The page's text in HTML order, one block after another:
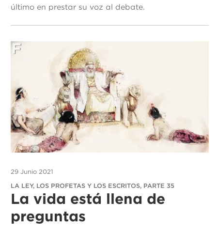
último en prestar su voz al debate.
29 Junio 2021
LA LEY, LOS PROFETAS Y LOS ESCRITOS, PARTE 35
La vida está llena de
preguntas